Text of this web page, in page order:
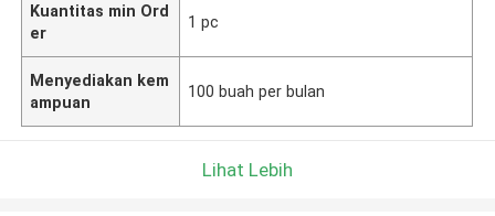
Kuantitas min Ord
er
1 pc
Menyediakan kem
ampuan
100 buah per bulan
Lihat Lebih